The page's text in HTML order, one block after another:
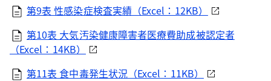
第9表 性感染症検査実績（Excel：12KB）
第10表 大気汚染健康障害者医療費助成被認定者
（Excel：14KB）
第11表 食中毒発生状況（Excel：11KB）